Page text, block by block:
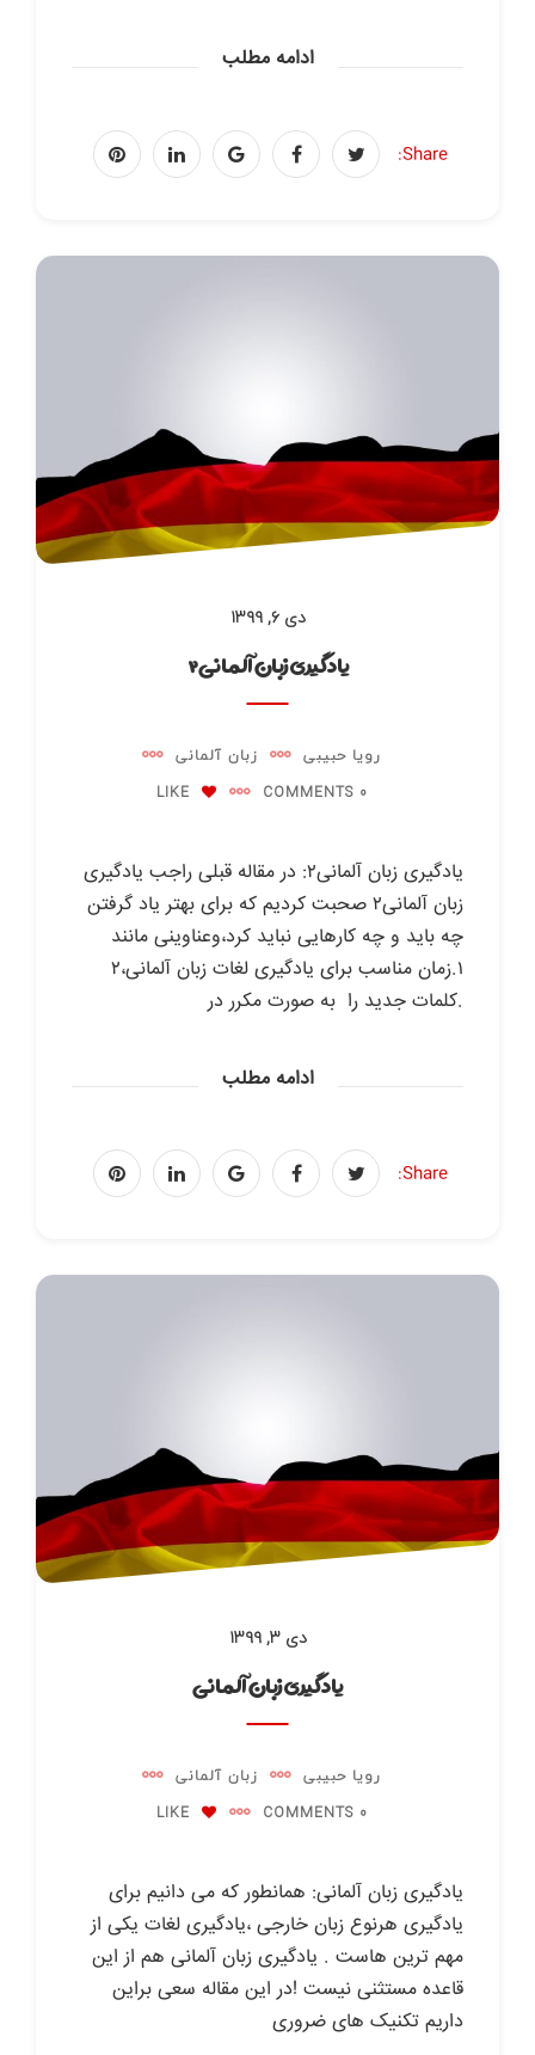
ادامه مطلب
Share:
دی ۶, ۱۳۹۹
یادگیری زبان آلمانی۲
رویا حبیبی
زبان آلمانی
0 COMMENTS
LIKE
یادگیری زبان آلمانی۲: در مقاله قبلی راجب یادگیری
زبان آلمانی۲ صحبت کردیم که برای بهتر یاد گرفتن
چه باید و چه کارهایی نباید کرد،وعناوینی مانند
۱.زمان مناسب برای یادگیری لغات زبان آلمانی،۲
.کلمات جدید را به صورت مکرر در
ادامه مطلب
Share:
دی ۳, ۱۳۹۹
یادگیری زبان آلمانی
رویا حبیبی
زبان آلمانی
0 COMMENTS
LIKE
یادگیری زبان آلمانی: همانطور که می دانیم برای
یادگیری هرنوع زبان خارجی ،یادگیری لغات یکی از
مهم ترین هاست . یادگیری زبان آلمانی هم از این
قاعده مستثنی نیست !در این مقاله سعی براین
داریم تکنیک های ضروری